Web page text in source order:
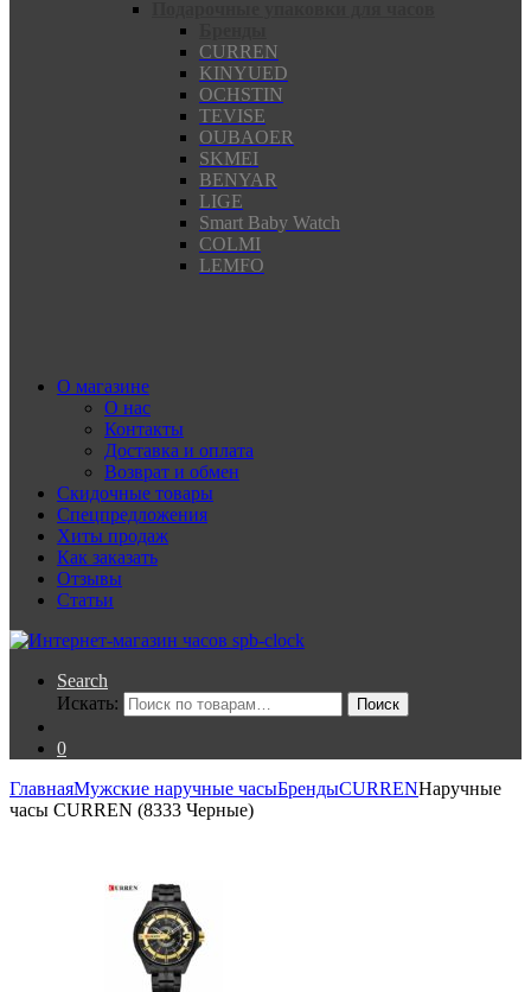
CURREN
KINYUED
OCHSTIN
TEVISE
OUBAOER
SKMEI
BENYAR
LIGE
Smart Baby Watch
COLMI
LEMFO
О магазине
О нас
Контакты
Доставка и оплата
Возврат и обмен
Скидочные товары
Спецпредложения
Хиты продаж
Как заказать
Отзывы
Статьи
Search
Искать:
Поиск
0
ГлавнаяМужские наручные часыБрендыCURRENНаручные
часы CURREN (8333 Черные)